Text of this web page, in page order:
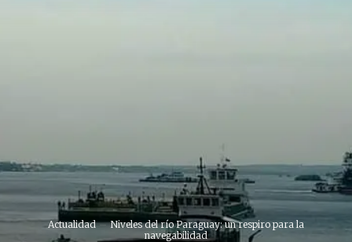
Actualidad
Niveles del río Paraguay: un respiro para la
navegabilidad